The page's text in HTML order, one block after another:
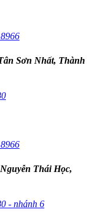
Sơn Nhất, Thành
Thái Học,
- nhánh 6